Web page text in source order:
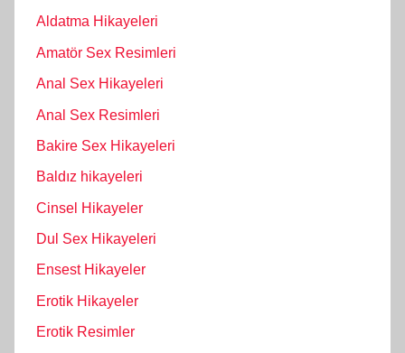
Aldatma Hikayeleri
Amatör Sex Resimleri
Anal Sex Hikayeleri
Anal Sex Resimleri
Bakire Sex Hikayeleri
Baldız hikayeleri
Cinsel Hikayeler
Dul Sex Hikayeleri
Ensest Hikayeler
Erotik Hikayeler
Erotik Resimler